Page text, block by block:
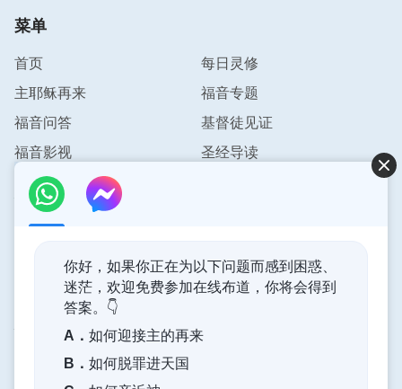
菜单
首页
每日灵修
主耶稣再来
福音专题
福音问答
基督徒见证
福音影视
圣经导读
联系我们
神的国度降临了
神的国度已经降临在人间！你想进入神的国度吗？
你好，如果你正在为以下问题而感到困惑、
迷茫，欢迎免费参加在线布道，你将会得到
答案。👇
A． 如何迎接主的再来
B． 如何脱罪进天国